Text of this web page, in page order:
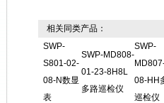
相关同类产品：
SWP-
S801-02-
08-N数显
表
SWP-MD808-
01-23-8H8L
多路巡检仪
SWP-
08-HH
巡检仪